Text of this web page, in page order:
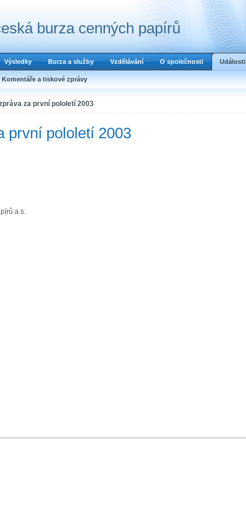
burza cenných papírů
Výsledky Burza a služby Vzdělávání O společnosti Události
Komentáře a tiskové zprávy
za první pololetí 2003
první pololetí 2003
a.s.